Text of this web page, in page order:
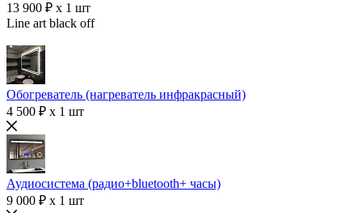
13 900 ₽ x 1 шт
Line art black off
Обогреватель (нагреватель инфракрасный)
4 500 ₽ x 1 шт
Аудиосистема (радио+bluetooth+ часы)
9 000 ₽ x 1 шт